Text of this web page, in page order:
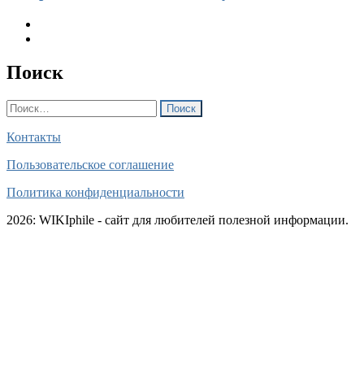
Поиск
Найти:
Контакты
Пользовательское соглашение
Политика конфиденциальности
2026: WIKIphile - сайт для любителей полезной информации.